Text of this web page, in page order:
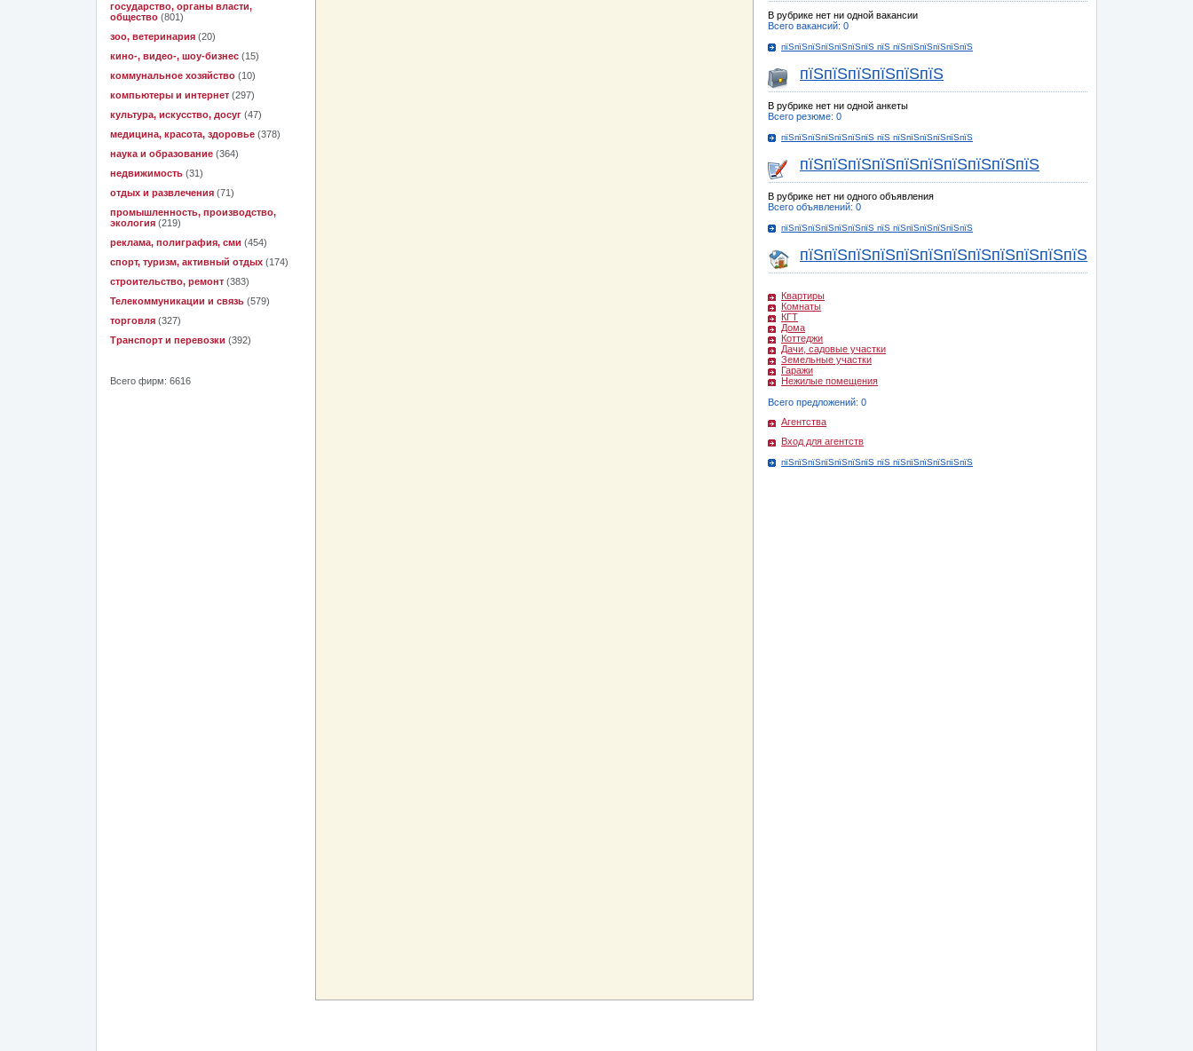
государство, органы власти,
общество (801)
зоо, ветеринария (20)
кино-, видео-, шоу-бизнес (15)
коммунальное хозяйство (10)
компьютеры и интернет (297)
культура, искусство, досуг (47)
медицина, красота, здоровье (378)
наука и образование (364)
недвижимость (31)
отдых и развлечения (71)
промышленность, производство,
экология (219)
реклама, полиграфия, сми (454)
спорт, туризм, активный отдых (174)
строительство, ремонт (383)
Телекоммуникации и связь (579)
торговля (327)
Транспорт и перевозки (392)
Всего фирм: 6616
В рубрике нет ни одной вакансии
Всего вакансий: 0
пїЅпїЅпїЅпїЅпїЅпїЅпїЅ пїЅ пїЅпїЅпїЅпїЅпїЅпїЅ
пїЅпїЅпїЅпїЅпїЅпїЅ
В рубрике нет ни одной анкеты
Всего резюме: 0
пїЅпїЅпїЅпїЅпїЅпїЅпїЅ пїЅ пїЅпїЅпїЅпїЅпїЅпїЅ
пїЅпїЅпїЅпїЅпїЅпїЅпїЅпїЅпїЅпїЅ
В рубрике нет ни одного объявления
Всего объявлений: 0
пїЅпїЅпїЅпїЅпїЅпїЅпїЅ пїЅ пїЅпїЅпїЅпїЅпїЅпїЅ
пїЅпїЅпїЅпїЅпїЅпїЅпїЅпїЅпїЅпїЅпїЅпїЅ
Квартиры
Комнаты
КГТ
Дома
Коттеджи
Дачи, садовые участки
Земельные участки
Гаражи
Нежилые помещения
Всего предложений: 0
Агентства
Вход для агентств
пїЅпїЅпїЅпїЅпїЅпїЅпїЅ пїЅ пїЅпїЅпїЅпїЅпїЅпїЅ